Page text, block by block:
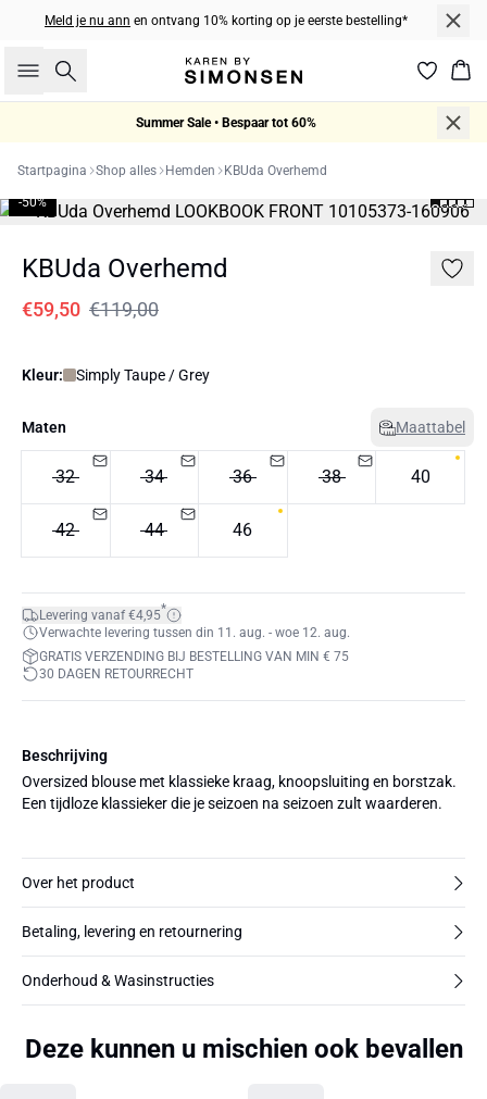
Meld je nu ann en ontvang 10% korting op je eerste bestelling*
Zoeken
Summer Sale • Bespaar tot 60%
Startpagina Shop alles Hemden KBUda Overhemd
-50%
KBUda Overhemd
€59,50 €119,00
Kleur: Simply Taupe / Grey
Maten Maattabel
32 34 36 38 40
42 44 46
Levering vanaf €4,95*
Verwachte levering tussen din 11. aug. - woe 12. aug.
GRATIS VERZENDING BIJ BESTELLING VAN MIN € 75
30 DAGEN RETOURRECHT
Beschrijving
Oversized blouse met klassieke kraag, knoopsluiting en borstzak.
Een tijdloze klassieker die je seizoen na seizoen zult waarderen.
Over het product
Betaling, levering en retournering
Onderhoud & Wasinstructies
Deze kunnen u mischien ook bevallen